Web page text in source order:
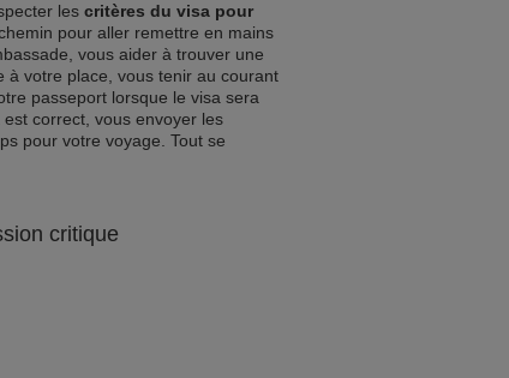
les critères du visa pour
pour aller remettre en mains
vous aider à trouver une
à votre place, vous tenir au courant
passeport lorsque le visa sera
correct, vous envoyer les
pour votre voyage. Tout se
critique